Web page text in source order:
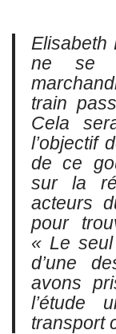
ne se
train
Cela
l’objectif
de ce
sur la
acteurs
pour
« Le seul
d’une
avons
l’étude
transport